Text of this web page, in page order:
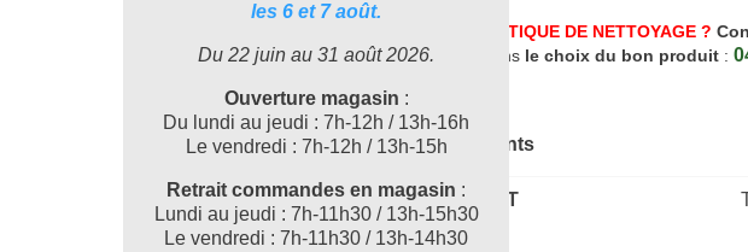
UNE PROBLEMATIQUE DE NETTOYAGE ?
accompagner dans le choix du bon produit :
Documents joints
132M007_FT
les 6 et 7 août.
Du 22 juin au 31 août 2026.
Ouverture magasin :
Du lundi au jeudi : 7h-12h / 13h-16h
Le vendredi : 7h-12h / 13h-15h
Retrait commandes en magasin :
Lundi au jeudi : 7h-11h30 / 13h-15h30
Le vendredi : 7h-11h30 / 13h-14h30